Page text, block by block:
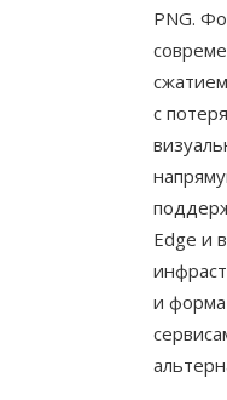
PNG.
с
Edge и
и